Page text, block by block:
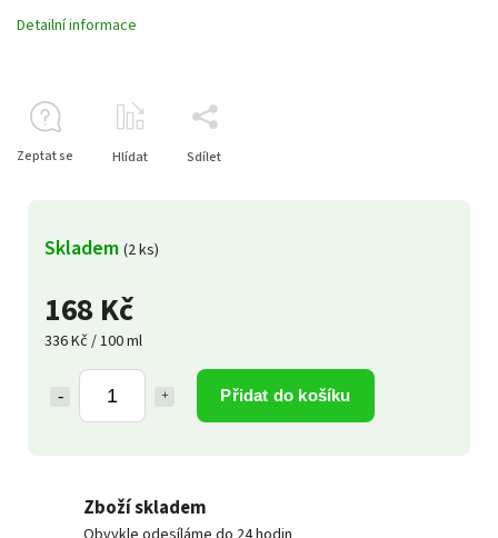
168 Kč
336 Kč / 100 ml
Přidat do košíku
Skladem (2 ks)
Detailní informace
Zeptat se Hlídat Sdílet
Zboží skladem